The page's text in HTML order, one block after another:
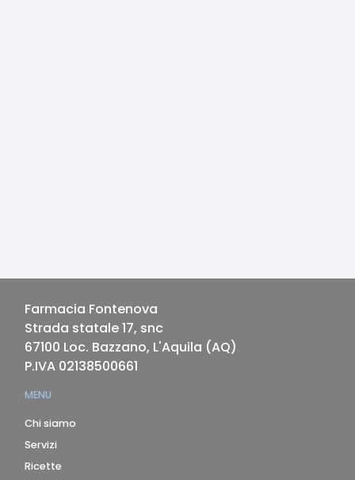
Farmacia Fontenova
Strada statale 17, snc
67100 Loc. Bazzano, L'Aquila (AQ)
P.IVA 02138500661
MENU
Chi siamo
Servizi
Ricette